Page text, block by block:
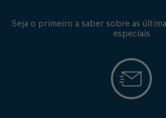
Seja o primeiro a saber sobre as
especiais